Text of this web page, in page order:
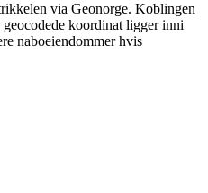
via Geonorge. Koblingen
geocodede koordinat ligger inni
naboeiendommer hvis